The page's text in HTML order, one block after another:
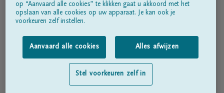
© DELA
Gebruiksvoorwaarden
Privacyverklaring
Toegankelijkheidsverklaring
op “Aanvaard alle cookies” te klikken gaat u akkoord met het
opslaan van alle cookies op uw apparaat. Je kan ook je
voorkeuren zelf instellen.
Aanvaard alle cookies Alles afwijzen
Stel voorkeuren zelf in